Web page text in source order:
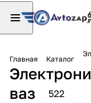
Главная Каталог
ваз
522